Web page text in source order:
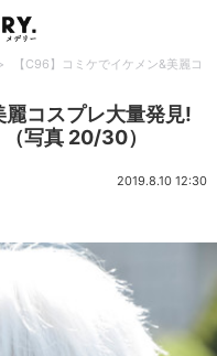
【C96】コミケでイケメン&美麗コ
麗コスプレ大量発見!
写真 20/30）
2019.8.10 12:30